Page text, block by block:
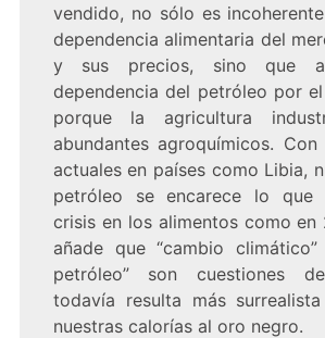
vendido, no sólo es
dependencia alimentaria del
y sus precios, sino que
dependencia del petróleo por
porque la agricultura
abundantes agroquímicos.
actuales en países como Libia,
petróleo se encarece lo que
crisis en los alimentos como en
añade que “cambio
petróleo” son cuestiones
todavía resulta más
nuestras calorías al oro negro.